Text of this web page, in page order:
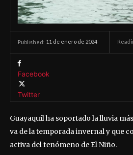
Published: 11 de enero de 2024
Facebook
Twitter
Guayaquil ha soportado la lluvia
va de la temporada invernal y que
activa del fenómeno de El Niño.